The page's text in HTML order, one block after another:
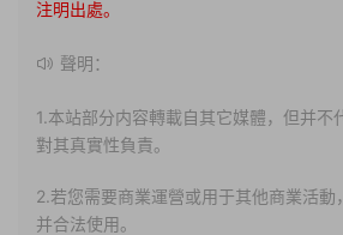
注明出處。
聲明：
1.本站部分内容轉載自其它媒體，但并不
對其真實性負責。
2.若您需要商業運營或用于其他商業活動
并合法使用。